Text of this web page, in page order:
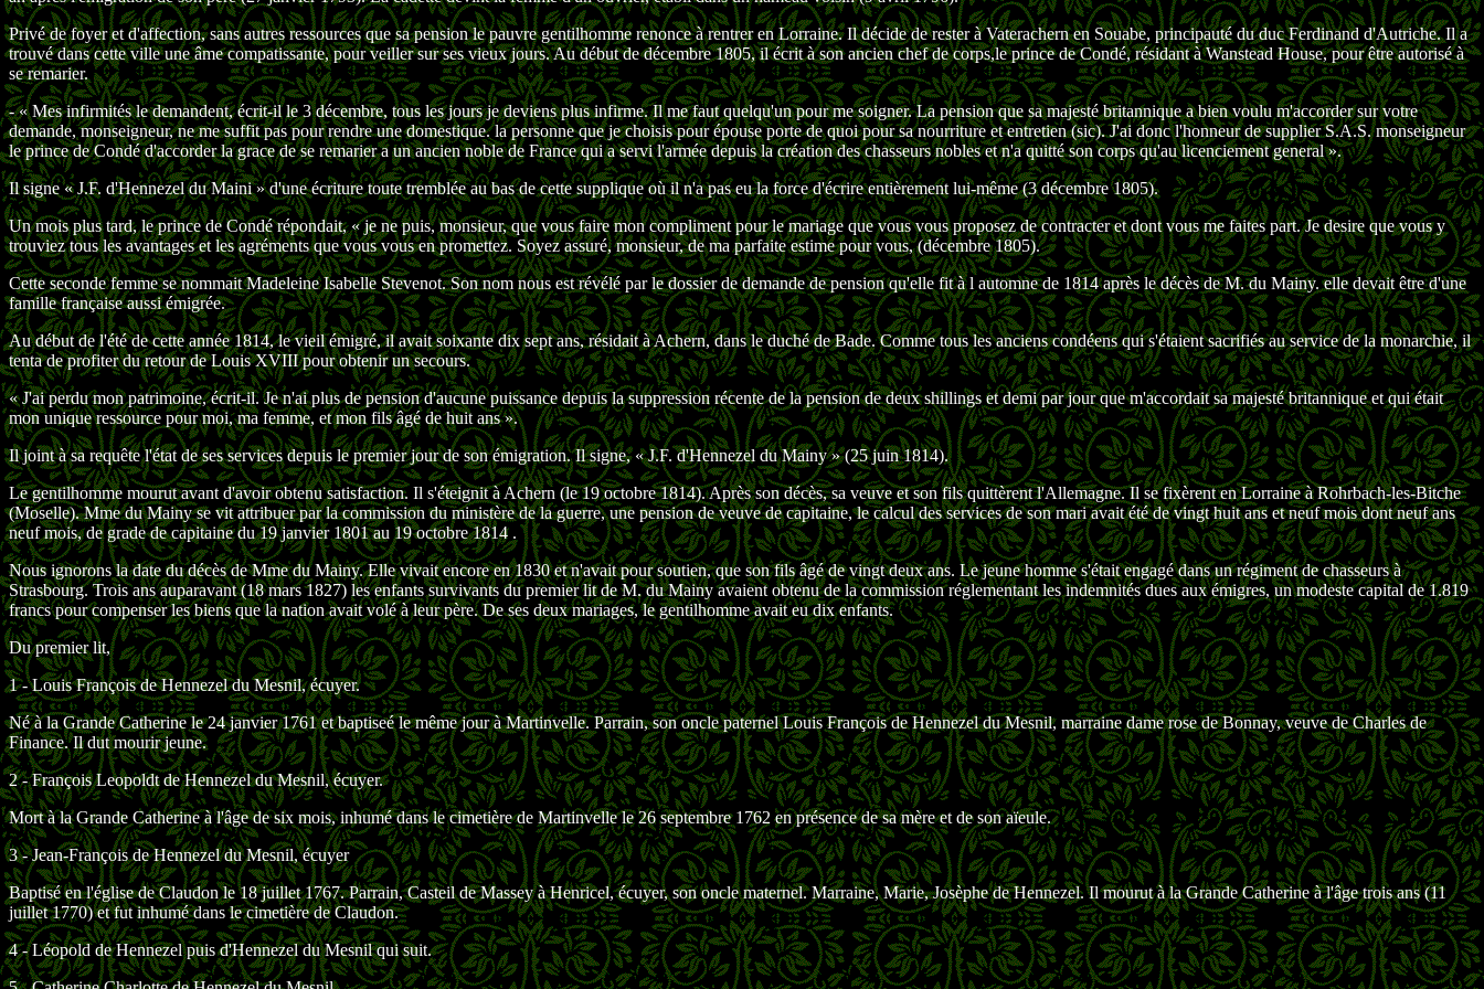
Privé de foyer et d'affection, sans autres ressources que sa pension le pauvre gentilhomme renonce à rentrer en Lorraine. Il décide de rester à Vaterachern en Souabe, principauté du duc Ferdinand d'Autriche. Il a
trouvé dans cette ville une âme compatissante, pour veiller sur ses vieux jours. Au début de décembre 1805, il écrit à son ancien chef de corps,le prince de Condé, résidant à Wanstead House, pour être autorisé à
se remarier.
- « Mes infirmités le demandent, écrit-il le 3 décembre, tous les jours je deviens plus infirme. Il me faut quelqu'un pour me soigner. La pension que sa majesté britannique a bien voulu m'accorder sur votre
demande, monseigneur, ne me suffit pas pour rendre une domestique. la personne que je choisis pour épouse porte de quoi pour sa nourriture et entretien (sic). J'ai donc l'honneur de supplier S.A.S. monseigneur
le prince de Condé d'accorder la grace de se remarier a un ancien noble de France qui a servi l'arméedepuisla création des chasseurs nobles et n'a quitté son corps qu'au licenciement general ».
Il signe « J.F. d'Hennezel du Maini » d'une écriture toute tremblée au bas de cette supplique où il n'a pas eu la force d'écrire entièrement lui-même (3 décembre 1805).
Un mois plus tard, le prince de Condé répondait, « je ne puis, monsieur, que vous faire mon compliment pour le mariage que vous vous proposez de contracter et dont vous me faites part. Je desire que vous y
trouviez tous les avantages et les agréments que vous vous en promettez. Soyez assuré, monsieur, de ma parfaite estime pour vous, (décembre 1805).
Cette seconde femme se nommait Madeleine Isabelle Stevenot. Son nom nous est révélé par le dossier de demande de pension qu'elle fit à l automne de 1814 après le décès de M. du Mainy. elle devait être d'une
famille française aussi émigrée.
Au début de l'été de cette année 1814, le vieil émigré, il avait soixante dix sept ans, résidait à Achern, dans le duché de Bade. Comme tous les anciens condéens qui s'étaient sacrifiés au service de la monarchie, il
tenta de profiter du retour de Louis XVIII pour obtenir un secours.
« J'ai perdu mon patrimoine, écrit-il. Je n'ai plus de pension d'aucune puissance depuis la suppression récente de la pension de deux shillings et demi par jour que m'accordait sa majesté britannique et qui était
mon unique ressource pour moi, ma femme, et mon fils âgé de huit ans ».
Il joint à sa requête l'état de ses services depuis le premier jour de son émigration. Il signe, « J.F. d'Hennezel du Mainy » (25 juin 1814).
Le gentilhomme mourut avant d'avoir obtenu satisfaction. Il s'éteignit à Achern (le 19 octobre 1814). Après son décès, sa veuve et son fils quittèrent l'Allemagne. Il se fixèrent en Lorraine à Rohrbach-les-Bitche
(Moselle). Mme du Mainy se vit attribuer par la commission du ministère de la guerre, une pension de veuve de capitaine, le calcul des services de son mari avait été de vingt huit ans et neuf mois dont neuf ans
neuf mois, de grade de capitaine du 19 janvier 1801 au 19 octobre 1814 .
Nous ignorons la date du décès de Mme du Mainy. Elle vivait encore en 1830 et n'avait pour soutien, que son fils âgé de vingt deux ans. Le jeune homme s'était engagé dans un régiment de chasseurs à
Strasbourg. Trois ans auparavant (18 mars 1827) les enfants survivants du premier lit de M. du Mainy avaient obtenu de la commission réglementant les indemnités dues aux émigres, un modeste capital de 1.819
francs pour compenser les biens que la nation avait volé à leur père. De ses deux mariages, le gentilhomme avait eu dix enfants.
Du premier lit,
1 - Louis François de Hennezel du Mesnil, écuyer.
Né à la Grande Catherine le 24 janvier 1761 et baptiseé le même jour à Martinvelle. Parrain, son oncle paternel Louis François de Hennezel du Mesnil, marraine dame rose de Bonnay, veuve de Charles de
Finance. Il dut mourir jeune.
2 - François Leopoldt de Hennezel du Mesnil, écuyer.
Mort à la Grande Catherine à l'âge de six mois, inhumé dans le cimetière de Martinvelle le 26 septembre 1762 en présence de sa mère et de son aïeule.
3 - Jean-François de Hennezel du Mesnil, écuyer
Baptisé en l'église de Claudon le 18 juillet 1767. Parrain, Casteil de Massey à Henricel, écuyer, son oncle maternel. Marraine, Marie, Josèphe de Hennezel. Il mourut à la Grande Catherine à l'âge trois ans (11
juillet 1770) et fut inhumé dans le cimetière de Claudon.
4 - Léopold de Hennezel puis d'Hennezel du Mesnil qui suit.